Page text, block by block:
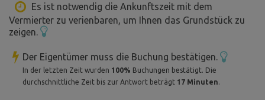
Zimmer verfügbar sind.
Zimmer 2 (graues Stockwerk) hat ein festes
Doppelstockbett (ehrliche lokale Tischlerei). Die
Liegefläche im Erdgeschoss ist 180 x 200 cm, im
Obergeschoss 120 x 200 cm (geeignet für 2 Kinder oder
einen Erwachsenen). Das Bettzeug wird immer sauber
Es ist notwendig die Ankunftszeit mit dem
Vermierter zu verienbaren, um Ihnen das Grundstück zu
zeigen.
Der Eigentümer muss die Buchung bestätigen.
In der letzten Zeit wurden 100% Buchungen bestätigt. Die
durchschnittliche Zeit bis zur Antwort beträgt 17 Minuten.